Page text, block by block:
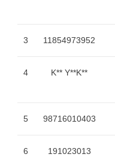
3 11854973952
4 K** Y**K**
5 98716010403
6 191023013